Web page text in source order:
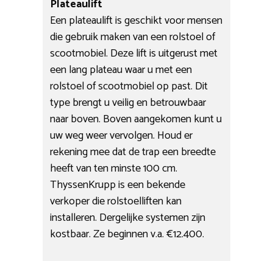
Plateaulift
Een plateaulift is geschikt voor mensen
die gebruik maken van een rolstoel of
scootmobiel. Deze lift is uitgerust met
een lang plateau waar u met een
rolstoel of scootmobiel op past. Dit
type brengt u veilig en betrouwbaar
naar boven. Boven aangekomen kunt u
uw weg weer vervolgen. Houd er
rekening mee dat de trap een breedte
heeft van ten minste 100 cm.
ThyssenKrupp is een bekende
verkoper die rolstoelliften kan
installeren. Dergelijke systemen zijn
kostbaar. Ze beginnen v.a. €12.400.